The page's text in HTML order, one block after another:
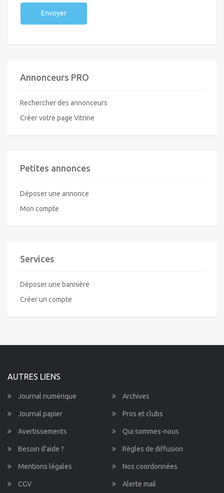
Envoyer
Annonceurs PRO
Rechercher des annonceurs
Créer votre page Vitrine
Petites annonces
Déposer une annonce
Mon compte
Services
Déposer une bannière
Créer un compte
AUTRES LIENS
Journal numérique Archives
Journal papier Pros et clubs
Avertissements Qui sommes-nous
Besoin d’aide ? Règles de diffusion
Mentions légales Nos coordonnées
CGV Alerte mail